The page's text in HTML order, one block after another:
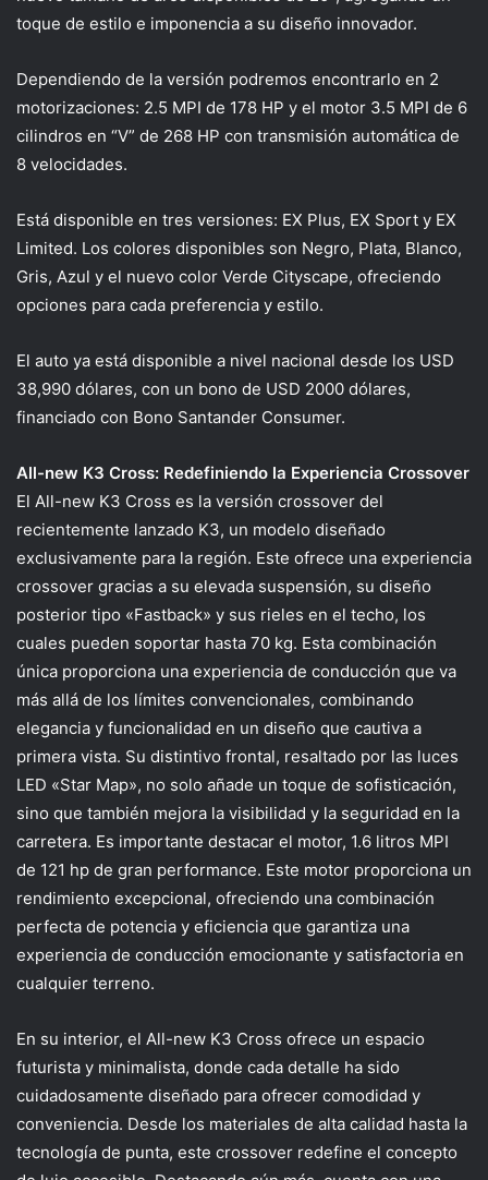
toque de estilo e imponencia a su diseño innovador.
Dependiendo de la versión podremos encontrarlo en 2
motorizaciones: 2.5 MPI de 178 HP y el motor 3.5 MPI de 6
cilindros en “V” de 268 HP con transmisión automática de
8 velocidades.
Está disponible en tres versiones: EX Plus, EX Sport y EX
Limited. Los colores disponibles son Negro, Plata, Blanco,
Gris, Azul y el nuevo color Verde Cityscape, ofreciendo
opciones para cada preferencia y estilo.
El auto ya está disponible a nivel nacional desde los USD
38,990 dólares, con un bono de USD 2000 dólares,
financiado con Bono Santander Consumer.
All-new K3 Cross: Redefiniendo la Experiencia Crossover
El All-new K3 Cross es la versión crossover del
recientemente lanzado K3, un modelo diseñado
exclusivamente para la región. Este ofrece una experiencia
crossover gracias a su elevada suspensión, su diseño
posterior tipo «Fastback» y sus rieles en el techo, los
cuales pueden soportar hasta 70 kg. Esta combinación
única proporciona una experiencia de conducción que va
más allá de los límites convencionales, combinando
elegancia y funcionalidad en un diseño que cautiva a
primera vista. Su distintivo frontal, resaltado por las luces
LED «Star Map», no solo añade un toque de sofisticación,
sino que también mejora la visibilidad y la seguridad en la
carretera. Es importante destacar el motor, 1.6 litros MPI
de 121 hp de gran performance. Este motor proporciona un
rendimiento excepcional, ofreciendo una combinación
perfecta de potencia y eficiencia que garantiza una
experiencia de conducción emocionante y satisfactoria en
cualquier terreno.
En su interior, el All-new K3 Cross ofrece un espacio
futurista y minimalista, donde cada detalle ha sido
cuidadosamente diseñado para ofrecer comodidad y
conveniencia. Desde los materiales de alta calidad hasta la
tecnología de punta, este crossover redefine el concepto